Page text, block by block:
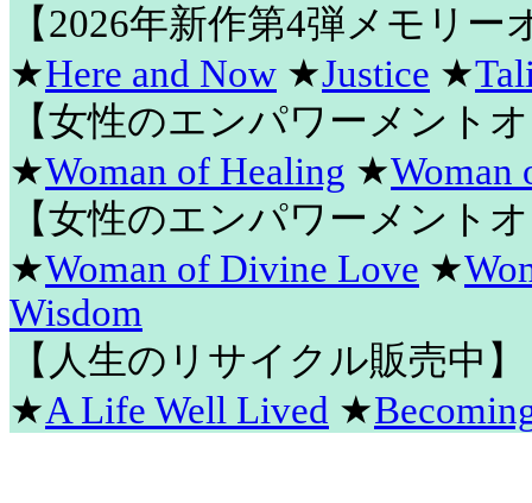
【2026年新作第4弾メモリー
★Here and Now ★Justice ★
【女性のエンパワーメント
★Woman of Healing ★Woman
【女性のエンパワーメント
★Woman of Divine Love ★
Wisdom
【人生のリサイクル販売中】
★A Life Well Lived ★